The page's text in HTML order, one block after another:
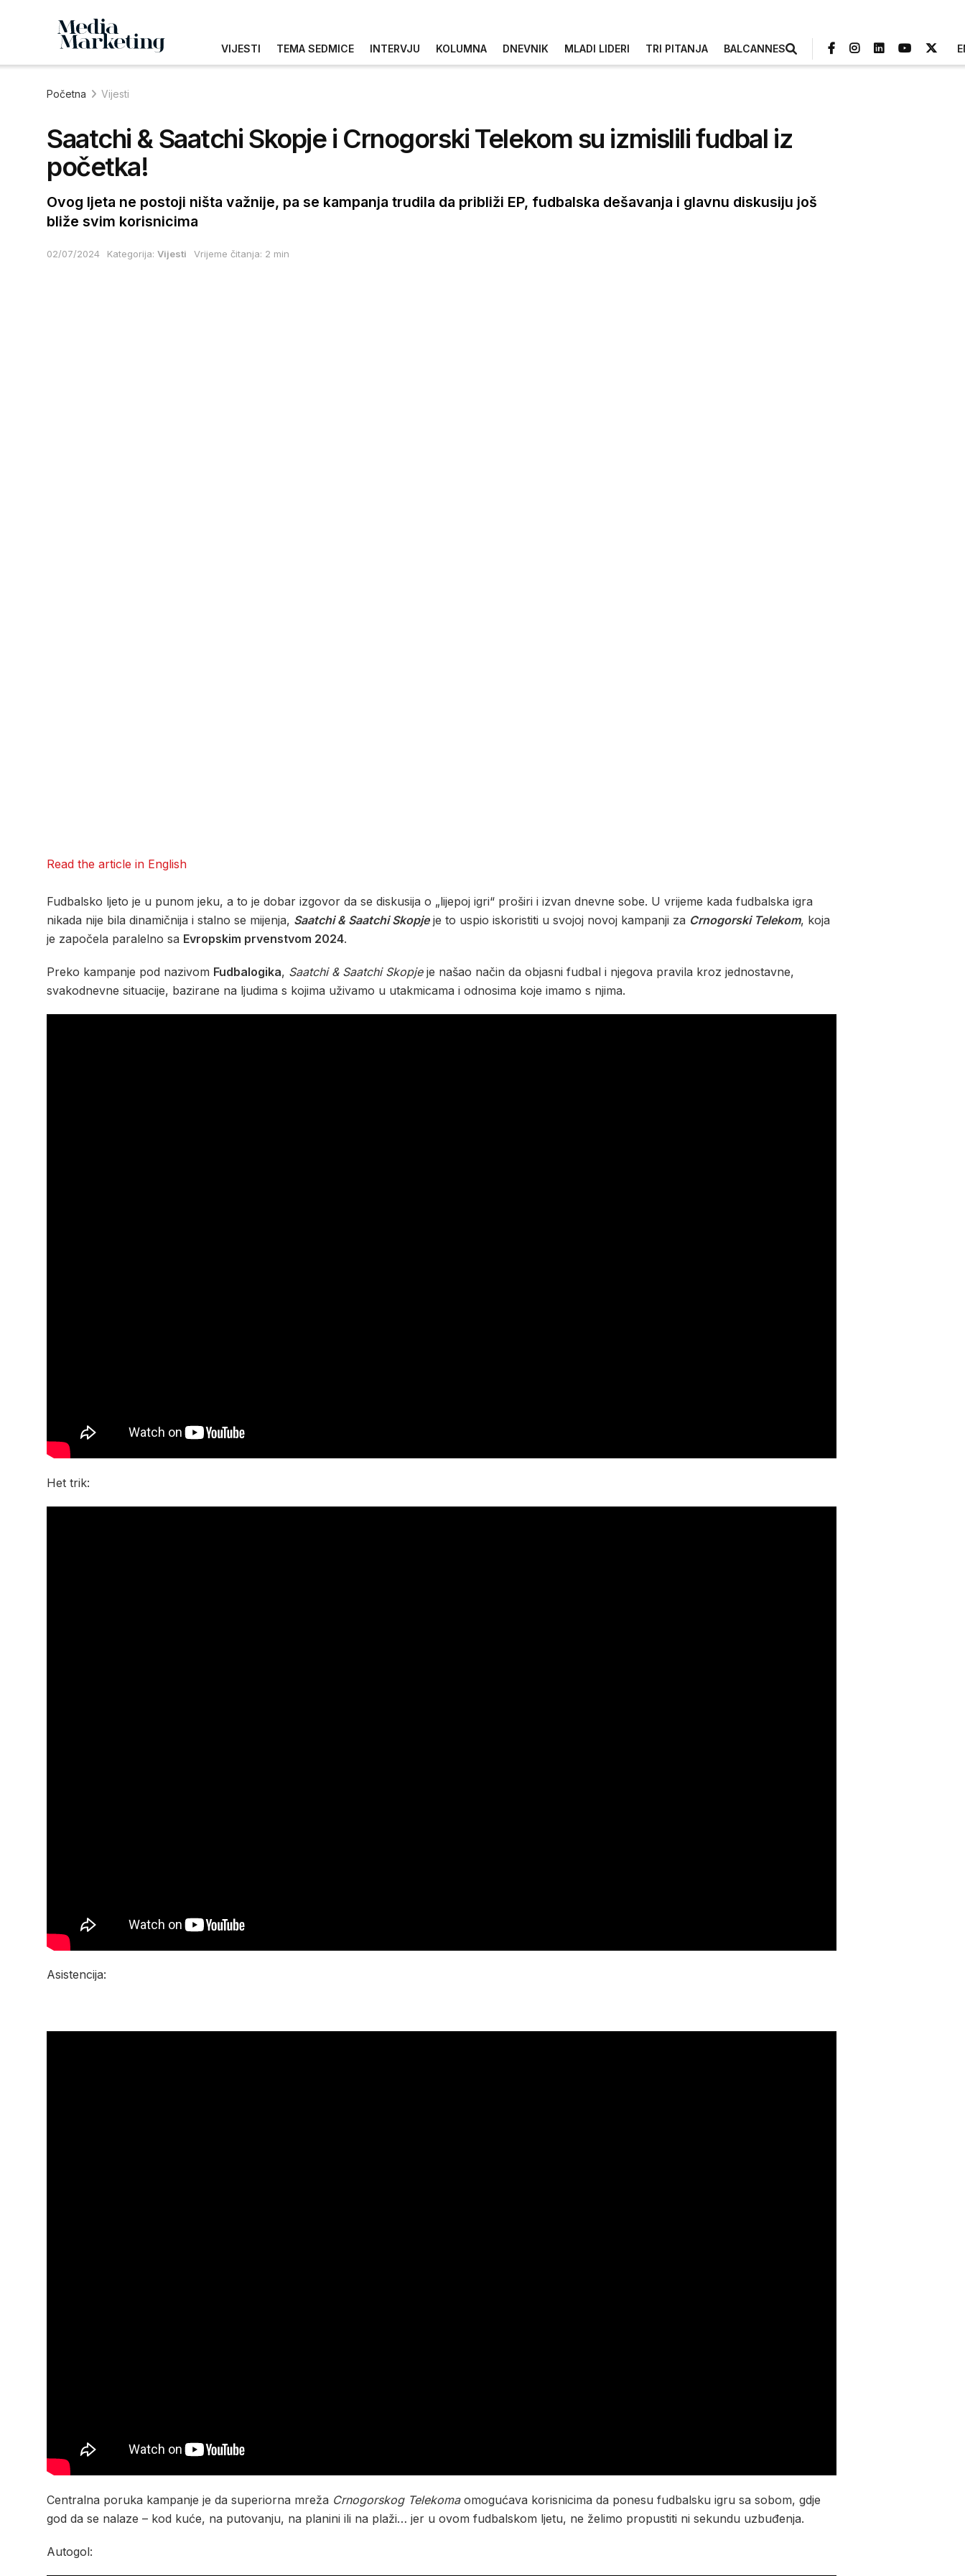
VIJESTI TEMA SEDMICE INTERVJU KOLUMNA DNEVNIK MLADI LIDERI TRI PITANJA BALCANNES
Početna Vijesti
Saatchi & Saatchi Skopje i Crnogorski Telekom su izmislili fudbal iz
početka!
Ovog ljeta ne postoji ništa važnije, pa se kampanja trudila da približi EP, fudbalska dešavanja i glavnu diskusiju još
bliže svim korisnicima
02/07/2024 Kategorija: Vijesti Vrijeme čitanja: 2 min
Read the article in English
Fudbalsko ljeto je u punom jeku, a to je dobar izgovor da se diskusija o „lijepoj igri“ proširi i izvan dnevne sobe. U vrijeme kada fudbalska igra
nikada nije bila dinamičnija i stalno se mijenja, Saatchi & Saatchi Skopjeje to uspio iskoristiti u svojoj novoj kampanji za Crnogorski Telekom, koja
je započela paralelno sa Evropskim prvenstvom 2024.
Preko kampanje pod nazivom Fudbalogika, Saatchi & Saatchi Skopjeje našao način da objasni fudbal i njegova pravila kroz jednostavne,
svakodnevne situacije, bazirane na ljudima s kojima uživamo u utakmicama i odnosima koje imamo s njima.
Het trik:
Asistencija:
Centralna poruka kampanje je da superiorna mreža Crnogorskog Telekomaomogućava korisnicima da ponesu fudbalsku igru sa sobom, gdje
god da se nalaze – kod kuće, na putovanju, na planini ili na plaži… jer u ovom fudbalskom ljetu, ne želimo propustiti ni sekundu uzbuđenja.
Autogol: